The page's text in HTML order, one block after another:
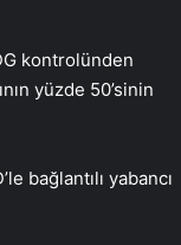
kontrolünden
yüzde 50’sinin
bağlantılı yabancı
yeter
kader ortaklığı